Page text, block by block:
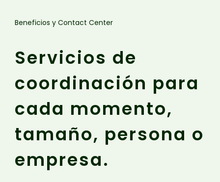
Beneficios y Contact Center
Servicios de
coordinación para
cada momento,
tamaño, persona o
empresa.